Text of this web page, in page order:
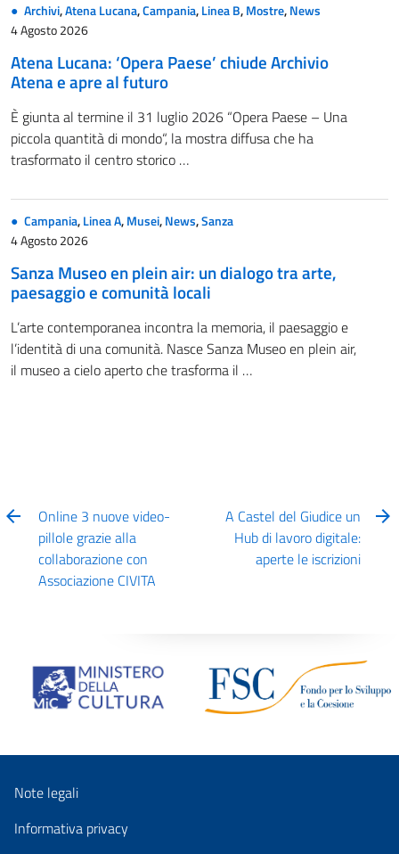
Archivi,Atena Lucana,Campania,Linea B,Mostre,News
4 Agosto 2026
Atena Lucana: ‘Opera Paese’ chiude Archivio
Atena e apre al futuro
È giunta al termine il 31 luglio 2026 “Opera Paese – Una
piccola quantità di mondo“, la mostra diffusa che ha
trasformato il centro storico …
Campania,Linea A,Musei,News,Sanza
4 Agosto 2026
Sanza Museo en plein air: un dialogo tra arte,
paesaggio e comunità locali
L’arte contemporanea incontra la memoria, il paesaggio e
l’identità di una comunità. Nasce Sanza Museo en plein air,
il museo a cielo aperto che trasforma il …
Online 3 nuove video-
pillole grazie alla
collaborazione con
Associazione CIVITA
A Castel del Giudice un
Hub di lavoro digitale:
aperte le iscrizioni
Note legali
Informativa privacy